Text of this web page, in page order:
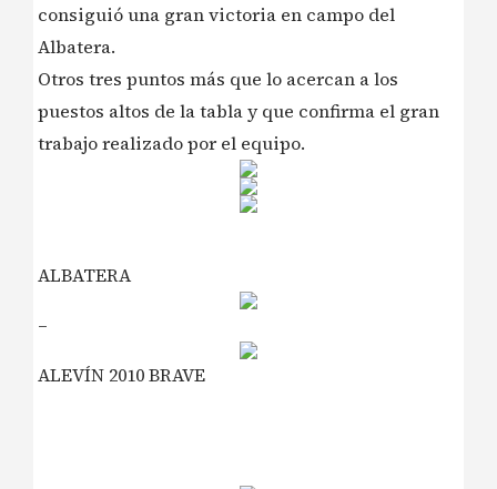
consiguió una gran victoria en campo del
Albatera.
Otros tres puntos más que lo acercan a los
puestos altos de la tabla y que confirma el gran
trabajo realizado por el equipo.
ALBATERA
–
ALEVÍN 2010 BRAVE